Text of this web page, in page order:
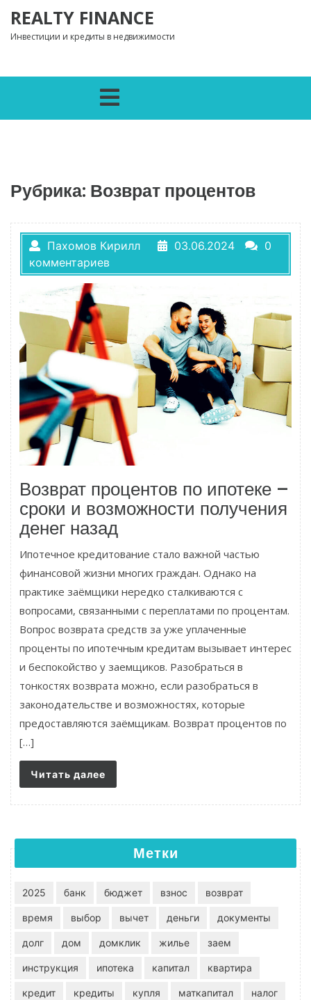
REALTY FINANCE
Инвестиции и кредиты в недвижимости
Рубрика: Возврат процентов
Пахомов Кирилл 03.06.2024
0
комментариев
Возврат процентов по ипотеке –
сроки и возможности получения
денег назад
Ипотечное кредитование стало важной частью
финансовой жизни многих граждан. Однако на
практике заёмщики нередко сталкиваются с
вопросами, связанными с переплатами по процентам.
Вопрос возврата средств за уже уплаченные
проценты по ипотечным кредитам вызывает интерес
и беспокойство у заемщиков. Разобраться в
тонкостях возврата можно, если разобраться в
законодательстве и возможностях, которые
предоставляются заёмщикам. Возврат процентов по
[…]
Читать далее
Метки
2025 банк бюджет взнос возврат
время выбор вычет деньги документы
долг дом домклик жилье заем
инструкция ипотека капитал квартира
кредит кредиты купля маткапитал налог